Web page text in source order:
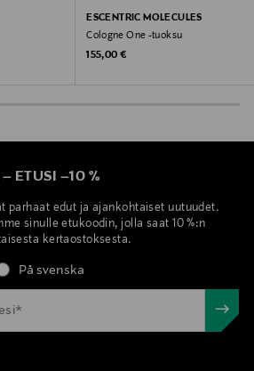
ESCENTRIC MOLECULES
Cologne One -tuoksu
Original Price
155,00 €
– ETUSI –10 %
parhaat edut ja ajankohtaiset uutuudet.
sinulle etukoodin, jolla saat 10 %:n
kertaostoksesta.
På svenska